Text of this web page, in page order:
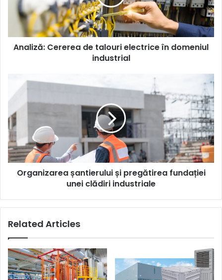
domeniul
industrial
Analiză: Cererea de talouri electrice în domeniul
industrial
Organizarea
șantierului
și
pregătirea
fundației
unei
clădiri
industriale
Organizarea șantierului și pregătirea fundației
unei clădiri industriale
Related Articles